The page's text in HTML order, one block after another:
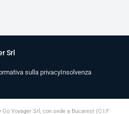
Srl
sulla privacyInsolvenza
Voyager Srl, con sede a Bucarest (C.I.F